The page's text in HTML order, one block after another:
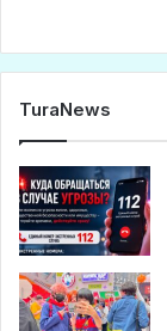
TuraNews